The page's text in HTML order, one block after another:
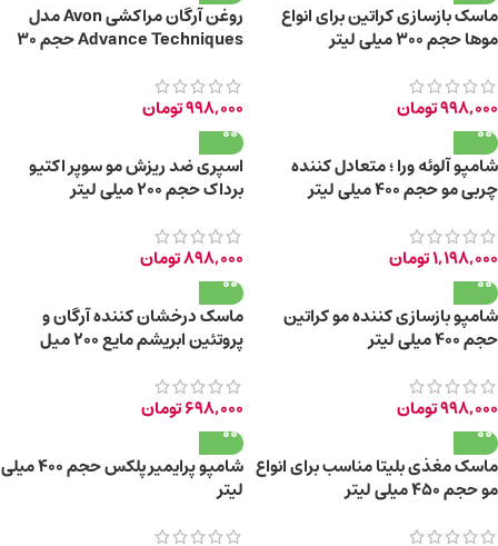
ماسک بازسازی کراتین برای انواع
موها حجم ۳۰۰ میلی لیتر
998,000تومان
روغن آرگان مراکشی Avon مدل
Advance Techniques حجم 30
998,000تومان
شامپو آلوئه ورا ؛ متعادل کننده
چربی مو حجم ۴۰۰ میلی لیتر
1,198,000تومان
اسپری ضد ریزش مو سوپر اکتیو
برداک حجم ۲۰۰ میلی لیتر
898,000تومان
شامپو بازسازی کننده مو کراتین
حجم 400 میلی لیتر
998,000تومان
ماسک درخشان کننده آرگان و
پروتئین ابریشم مایع ۲۰۰ میل
698,000تومان
ماسک مغذی بلیتا مناسب برای انواع
مو حجم 450 میلی لیتر
شامپو پرایمیر پلکس حجم ۴۰۰ میلی
لیتر